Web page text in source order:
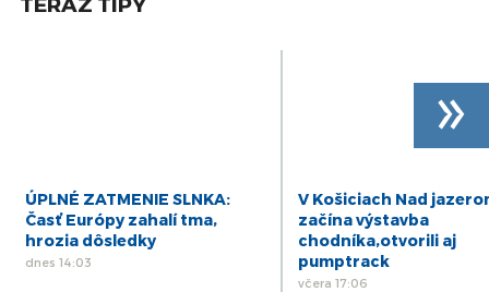
21
máj
PREŠOV-PSK 13: Záznam zasadnutia
Zastupiteľstva Prešovského samosprávneho
kraja (PSK)
ÚPLNÉ ZATMENIE SLNKA:
Časť Európy zahalí tma,
hrozia dôsledky
dnes 14:03
V Košiciach Nad
začína výstavba
chodníka,otvorili aj
pumptrack
včera 17:06
»